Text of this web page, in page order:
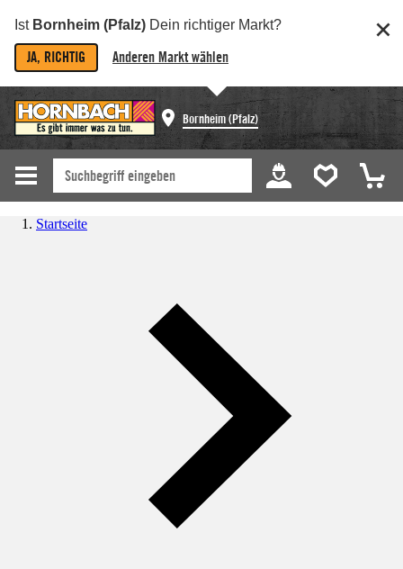
Ist Bornheim (Pfalz) Dein richtiger Markt?
JA, RICHTIG Anderen Markt wählen
Bornheim (Pfalz)
Startseite